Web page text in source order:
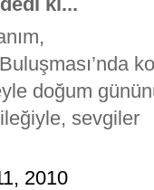
doğum
sevgiler
2010